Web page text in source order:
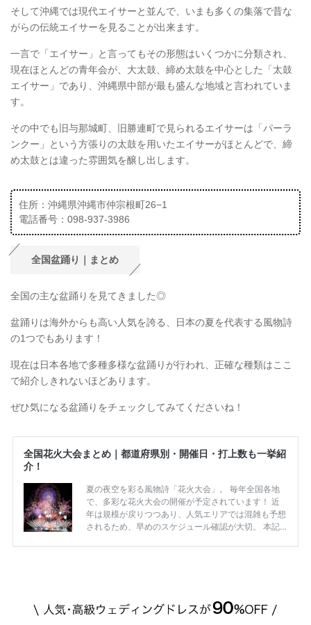
そして沖縄では現代エイサーと並んで、いまも多くの集落で昔な
がらの伝統エイサーを見ることが出来ます。
一言で「エイサー」と言ってもその形態はいくつかに分類され、
現在ほとんどの青年会が、大太鼓、締め太鼓を中心とした「太鼓
エイサー」であり、沖縄県中部が最も盛んな地域と言われていま
す。
その中でも旧与那城町、旧勝連町で見られるエイサーは「パーラ
ンクー」という方張りの太鼓を用いたエイサーがほとんどで、締
め太鼓とは違った雰囲気を醸し出します。
住所：沖縄県沖縄市仲宗根町26−1
電話番号：098-937-3986
全国盆踊り｜まとめ
全国の主な盆踊りを見てきました◎
盆踊りは海外からも高い人気を誇る、日本の夏を代表する風物詩
の1つでもあります！
現在は日本各地で多種多様な盆踊りが行われ、正確な種類はここ
で紹介しきれないほどあります。
ぜひ気になる盆踊りをチェックしてみてくださいね！